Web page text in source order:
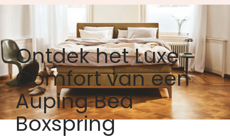
Ontdek het Luxe
Comfort van een
Auping Bed
Boxspring